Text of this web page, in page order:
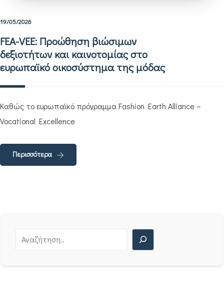
19/05/2026
FEA-VEE: Προώθηση βιώσιμων
δεξιοτήτων και καινοτομίας στο
ευρωπαϊκό οικοσύστημα της μόδας
Καθώς το ευρωπαϊκό πρόγραμμα Fashion Earth Alliance –
Vocational Excellence
Περισσότερα